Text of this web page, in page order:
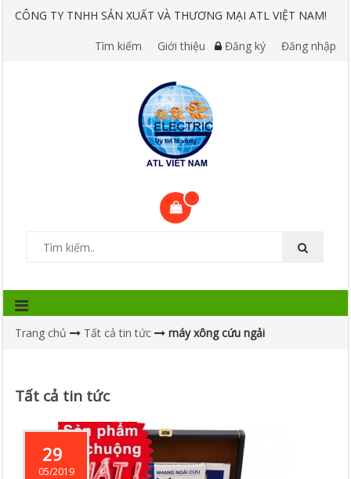
CÔNG TY TNHH SẢN XUẤT VÀ THƯƠNG MẠI ATL VIỆT NAM!
Tìm kiếm Giới thiệu Đăng ký Đăng nhập
Trang chủ Tất cả tin tức máy xông cứu ngải
Tất cả tin tức
29
05/2019